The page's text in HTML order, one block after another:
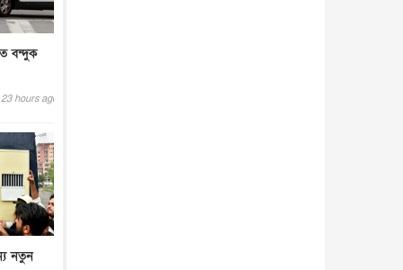
বন্দুক
23 hours ago
নতুন